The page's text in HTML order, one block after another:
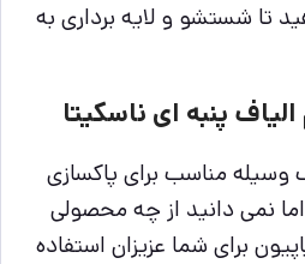
تا شستشو و لایه برداری به
پنبه ای ناسکیتا
وسیله مناسب برای پاکسازی
نمی دانید از چه محصولی
برای شما عزیزان استفاده